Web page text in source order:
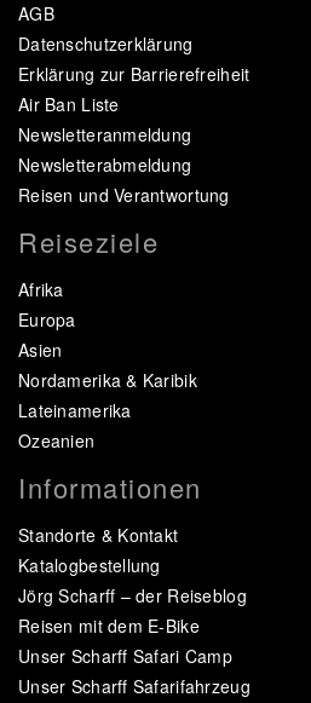
AGB
Datenschutzerklärung
Erklärung zur Barrierefreiheit
Air Ban Liste
Newsletteranmeldung
Newsletterabmeldung
Reisen und Verantwortung
Reiseziele
Afrika
Europa
Asien
Nordamerika & Karibik
Lateinamerika
Ozeanien
Informationen
Standorte & Kontakt
Katalogbestellung
Jörg Scharff – der Reiseblog
Reisen mit dem E-Bike
Unser Scharff Safari Camp
Unser Scharff Safarifahrzeug